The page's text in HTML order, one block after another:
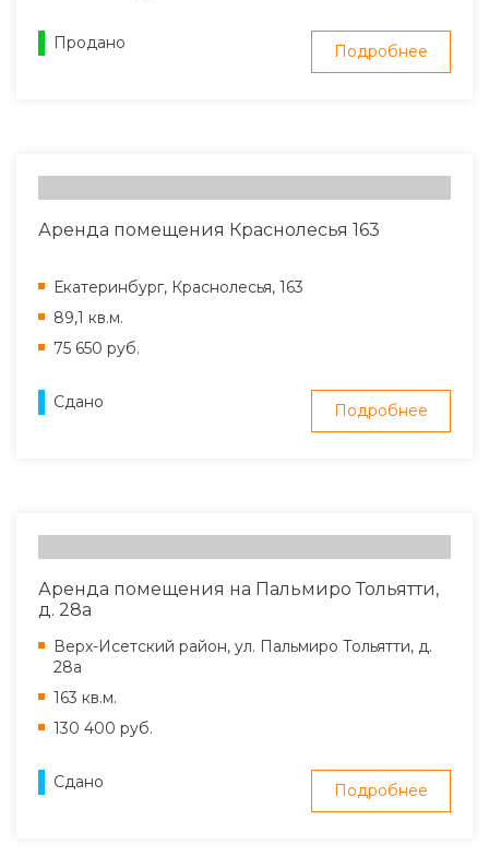
Продано Подробнее
Аренда помещения Краснолесья 163
Екатеринбург, Краснолесья, 163
89,1 кв.м.
75 650 руб.
Сдано Подробнее
Аренда помещения на Пальмиро Тольятти,
д. 28а
Верх-Исетский район, ул. Пальмиро Тольятти, д.
28а
163 кв.м.
130 400 руб.
Сдано Подробнее